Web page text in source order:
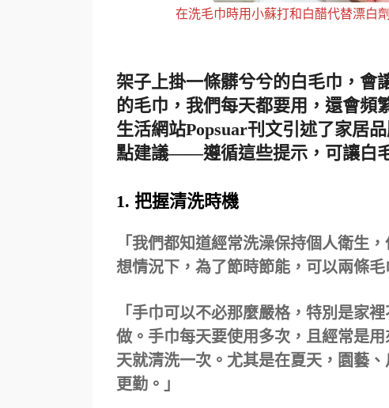
在洗毛巾時用小蘇打和白醋代替漂白
架子上掛一條髒兮兮的白毛巾，會
的毛巾，我們每天都要用，還會頻
生活網站Popsuar刊文引述了家居
點建議——遵循這些提示，可讓白
1. 把握清洗時機
「我們都知道經常洗澡保持個人衛生
想情況下，為了節時節能，可以兩條毛
「手巾可以不必那麼嚴格，特別是家
做。手巾每天要使用多次，且經常是
天就清洗一次。尤其是在夏天，園藝
更勤。」